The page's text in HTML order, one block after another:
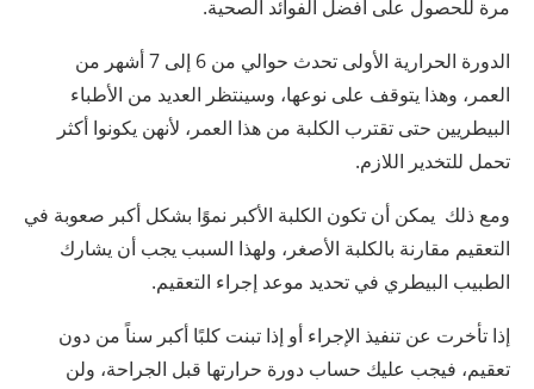
مرة للحصول على أفضل الفوائد الصحية.
الدورة الحرارية الأولى تحدث حوالي من 6 إلى 7 أشهر من
العمر، وهذا يتوقف على نوعها، وسينتظر العديد من الأطباء
البيطريين حتى تقترب الكلبة من هذا العمر، لأنهن يكونوا أكثر
تحمل للتخدير اللازم.
ومع ذلك يمكن أن تكون الكلبة الأكبر نموًا بشكل أكبر صعوبة في
التعقيم مقارنة بالكلبة الأصغر، ولهذا السبب يجب أن يشارك
الطبيب البيطري في تحديد موعد إجراء التعقيم.
إذا تأخرت عن تنفيذ الإجراء أو إذا تبنت كلبًا أكبر سناً من دون
تعقيم، فيجب عليك حساب دورة حرارتها قبل الجراحة، ولن